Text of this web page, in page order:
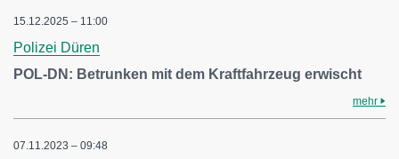
15.12.2025 – 11:00
Polizei Düren
POL-DN: Betrunken mit dem Kraftfahrzeug erwischt
mehr
07.11.2023 – 09:48